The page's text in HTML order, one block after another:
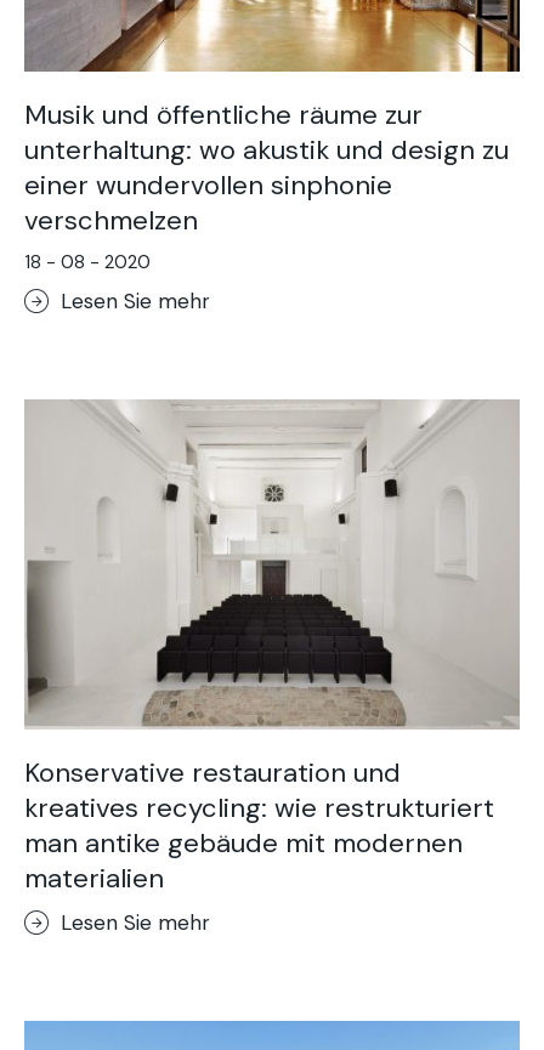
Musik und öffentliche räume zur
unterhaltung: wo akustik und design zu
einer wundervollen sinphonie
verschmelzen
18 - 08 - 2020
Lesen Sie mehr
Konservative restauration und
kreatives recycling: wie restrukturiert
man antike gebäude mit modernen
materialien
Lesen Sie mehr